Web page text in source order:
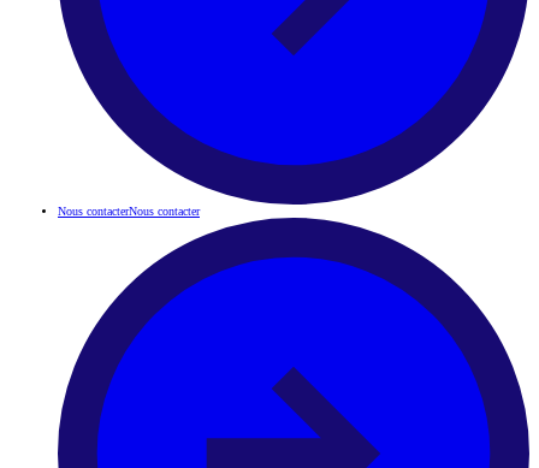
Nous contacterNous contacter